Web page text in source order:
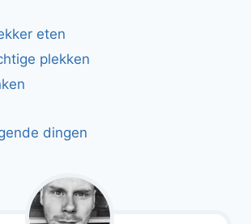
eten
plekken
dingen